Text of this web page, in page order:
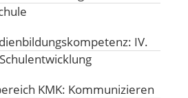
IV.
KMK: Kommunizieren